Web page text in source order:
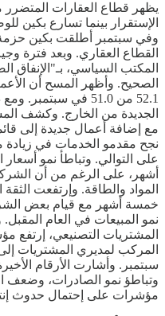
يظهر قطاع العقارات
الإستقرار بينما تسارع بكين
وفي سبتمبر أطلقت بكين حزمة
القطاع العقاري. وبعد فترة
المكتب السياسي، بـ"الإنفاق
الصحيح. وأظهر المسح أن
52.1 من 51.0 في
الجديدة من الخارج. وكشف
مع إضافة أعمال جديدة إلى
نجح مقدمو الخدمات في زيادة
على التوالي. وتباطأ نمو
أشهر، على الرغم من أن
المواد والطاقة. وإرتفعت
خمسة أشهر مع قيام بعض
نمو المبيعات في العام
المشتريات التصنيعي، إرتفع
سبتمبر. وأشارت الأرقام
وتباطؤ نمو الصادرات،
مؤشرات على إحتمال حدوث